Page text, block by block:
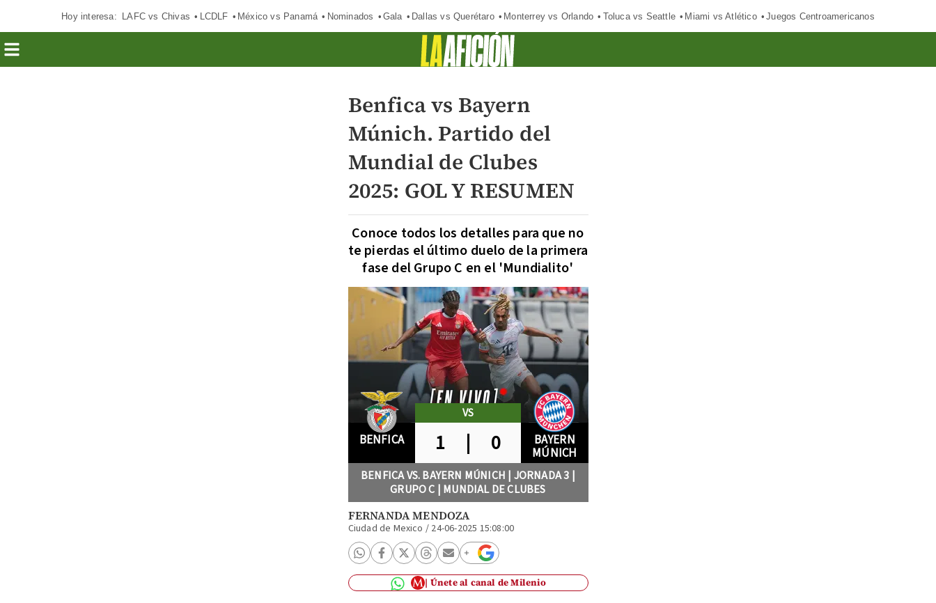
Hoy interesa: LAFC vs Chivas LCDLF México vs Panamá Nominados Gala Dallas vs Querétaro Monterrey vs Orlando Toluca vs Seattle Miami vs Atlético Juegos Centroamericanos
Benfica vs Bayern
Múnich. Partido del
Mundial de Clubes
2025: GOL Y RESUMEN
Conoce todos los detalles para que no
te pierdas el último duelo de la primera
fase del Grupo C en el 'Mundialito'
VS
BENFICA 1 | 0 BAYERN
MÚNICH
BENFICA VS. BAYERN MÚNICH | JORNADA 3 |
GRUPO C | MUNDIAL DE CLUBES
FERNANDA MENDOZA
Ciudad de Mexico / 24-06-2025 15:08:00
Únete al canal de Milenio